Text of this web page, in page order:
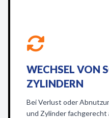
WECHSEL VON
ZYLINDERN
Bei Verlust oder
und Zylinder fachgerecht